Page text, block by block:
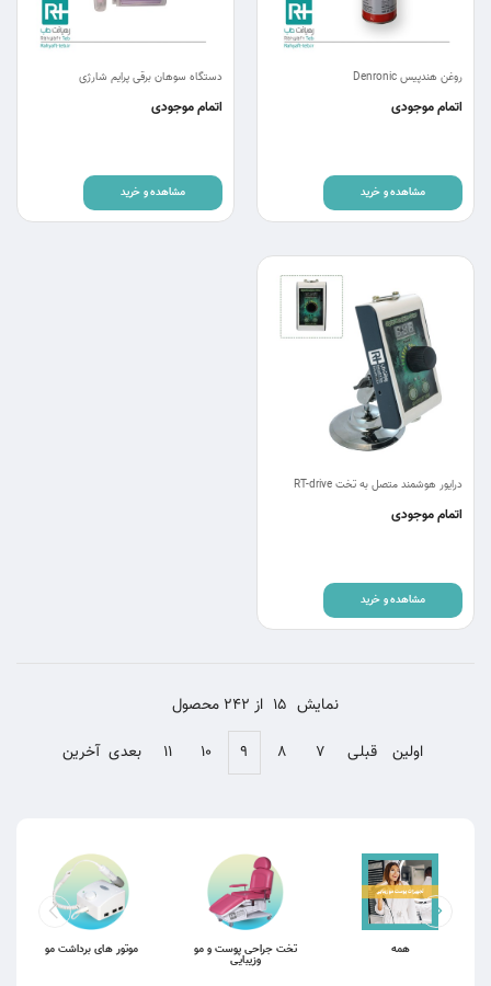
روغن هندپیس Denronic
اتمام موجودی
مشاهده و خرید
دستگاه سوهان برقی پرایم شارژی
اتمام موجودی
مشاهده و خرید
درایور هوشمند متصل به تخت RT-drive
اتمام موجودی
مشاهده و خرید
نمایش 15 از 242 محصول
اولین
قبلی ۷ ۸ ۹ ۱۰ ۱۱ بعدی آخرین
همه تخت جراحی پوست و مو
وزیبایی
موتور های برداشت مو